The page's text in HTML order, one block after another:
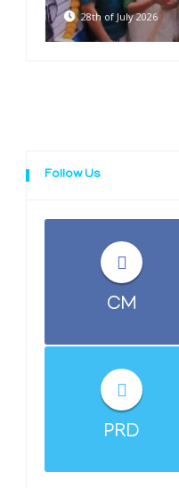
28th of July 2026
Follow Us
CM
PRD